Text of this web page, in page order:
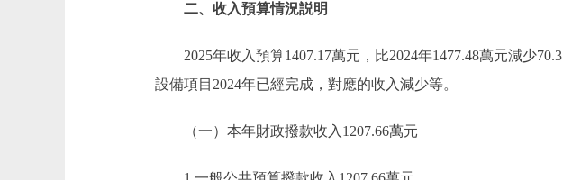
二、收入預算情況説明
2025年收入預算1407.17萬元，比2024年1477.48萬元減少
設備項目2024年已經完成，對應的收入減少等。
（一）本年財政撥款收入1207.66萬元